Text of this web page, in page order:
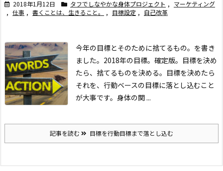
2018年1月12日 タフでしなやかな身体プロジェクト , マーケティング
, 仕事 , 書くことは、生きること。 , 目標設定 , 自己改革
今年の目標とそのために捨てるもの。を書き
ました。 2018年の目標。確定版。 目標を決め
たら、捨てるものを決める。 目標を決めたら
それを、行動ベースの目標に落とし込むこと
が大事です。 身体の関 ...
記事を読む 目標を行動目標まで落とし込む